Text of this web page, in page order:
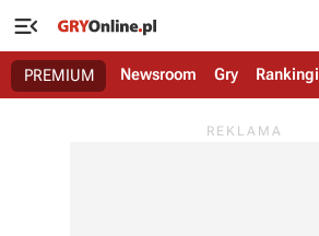

PREMIUM Newsroom Gry Rankingi